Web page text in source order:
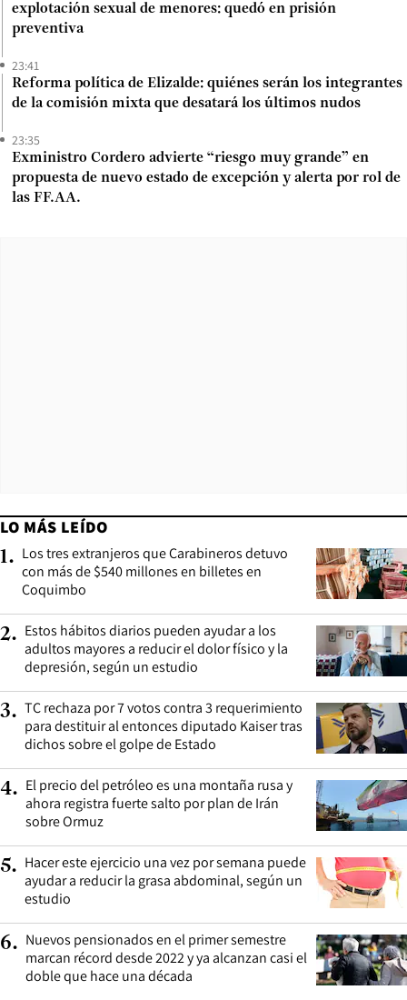
explotación sexual de menores: quedó en prisión
preventiva
23:41
Reforma política de Elizalde: quiénes serán los integrantes
de la comisión mixta que desatará los últimos nudos
23:35
Exministro Cordero advierte “riesgo muy grande” en
propuesta de nuevo estado de excepción y alerta por rol de
las FF.AA.
LO MÁS LEÍDO
1. Los tres extranjeros que Carabineros detuvo
con más de $540 millones en billetes en
Coquimbo
2. Estos hábitos diarios pueden ayudar a los
adultos mayores a reducir el dolor físico y la
depresión, según un estudio
3. TC rechaza por 7 votos contra 3 requerimiento
para destituir al entonces diputado Kaiser tras
dichos sobre el golpe de Estado
4. El precio del petróleo es una montaña rusa y
ahora registra fuerte salto por plan de Irán
sobre Ormuz
5. Hacer este ejercicio una vez por semana puede
ayudar a reducir la grasa abdominal, según un
estudio
6. Nuevos pensionados en el primer semestre
marcan récord desde 2022 y ya alcanzan casi el
doble que hace una década